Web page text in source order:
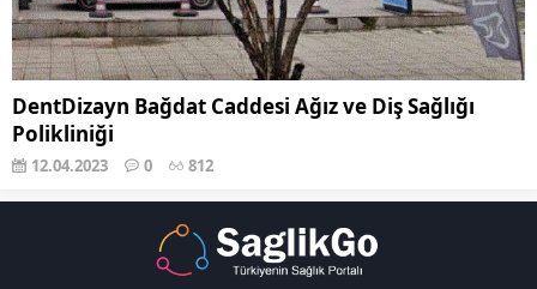
DentDizayn Bağdat Caddesi Ağız ve Diş Sağlığı
Polikliniği
12.04.2023 0 812